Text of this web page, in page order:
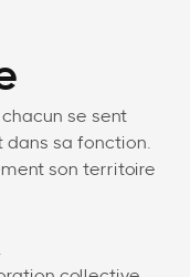
se sent
dans sa fonction.
son territoire